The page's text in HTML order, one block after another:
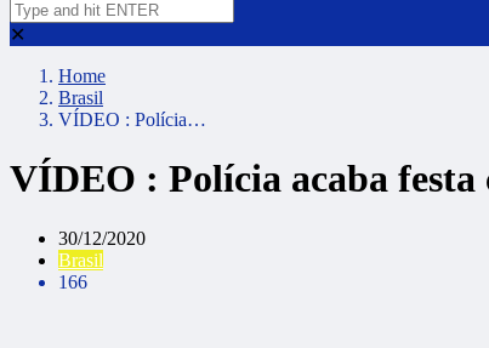
✕
Home
Brasil
VÍDEO : Polícia…
VÍDEO : Polícia acaba festa
30/12/2020
Brasil
166